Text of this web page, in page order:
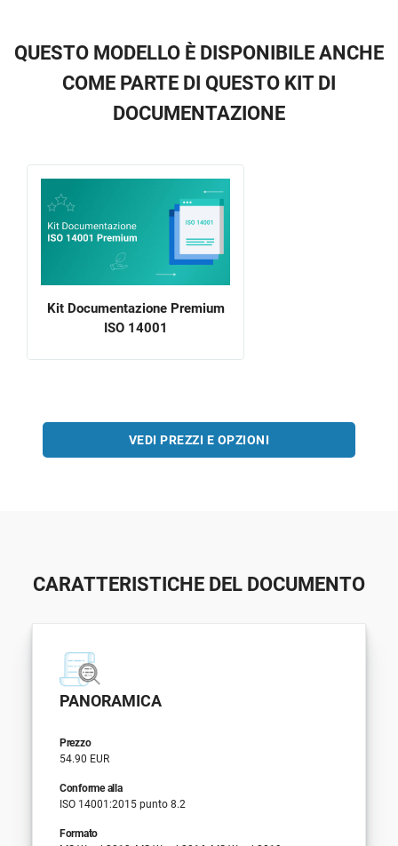
QUESTO MODELLO È DISPONIBILE ANCHE
COME PARTE DI QUESTO KIT DI
DOCUMENTAZIONE
Kit Documentazione Premium
ISO 14001
VEDI PREZZI E OPZIONI
CARATTERISTICHE DEL DOCUMENTO
PANORAMICA
Prezzo
54.90 EUR
Conforme alla
ISO 14001:2015 punto 8.2
Formato